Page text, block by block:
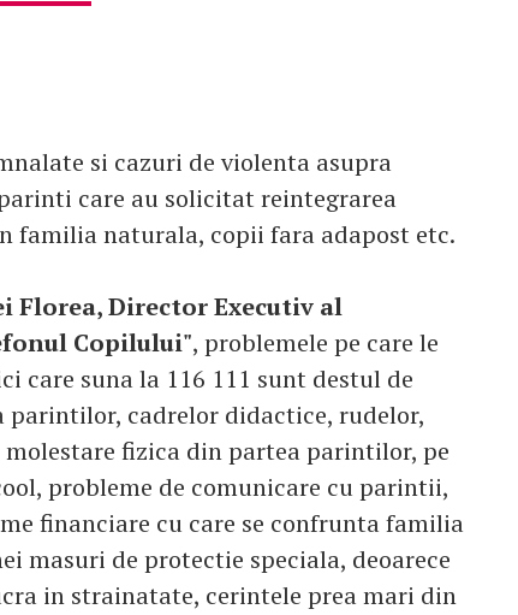
si cazuri de violenta asupra
care au solicitat reintegrarea
familia naturala, copii fara adapost etc.
Florea, Director Executiv al
Copilului", problemele pe care le
care suna la 116 111 sunt destul de
cadrelor didactice, rudelor,
fizica din partea parintilor, pe
probleme de comunicare cu parintii,
financiare cu care se confrunta familia
masuri de protectie speciala, deoarece
in strainatate, cerintele prea mari din